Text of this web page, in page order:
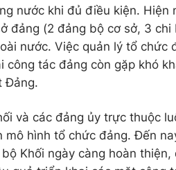
nước khi đủ điều kiện. Hiện
đảng (2 đảng bộ cơ sở, 3 chi
nước. Việc quản lý tổ chức
công tác đảng còn gặp khó
Đảng.
và các đảng ủy trực thuộc
hình tổ chức đảng. Đến
Khối ngày càng hoàn thiện,